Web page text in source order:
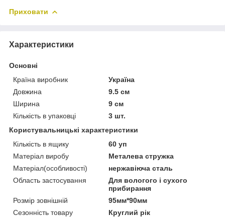
Приховати
Характеристики
Основні
Країна виробник
Україна
Довжина
9.5 см
Ширина
9 см
Кількість в упаковці
3 шт.
Користувальницькі характеристики
Кількість в ящику
60 уп
Матеріал виробу
Металева стружка
Матеріал(особливості)
нержавіюча сталь
Область застосування
Для вологого і сухого
прибирання
Розмір зовнішній
95мм*90мм
Сезонність товару
Круглий рік